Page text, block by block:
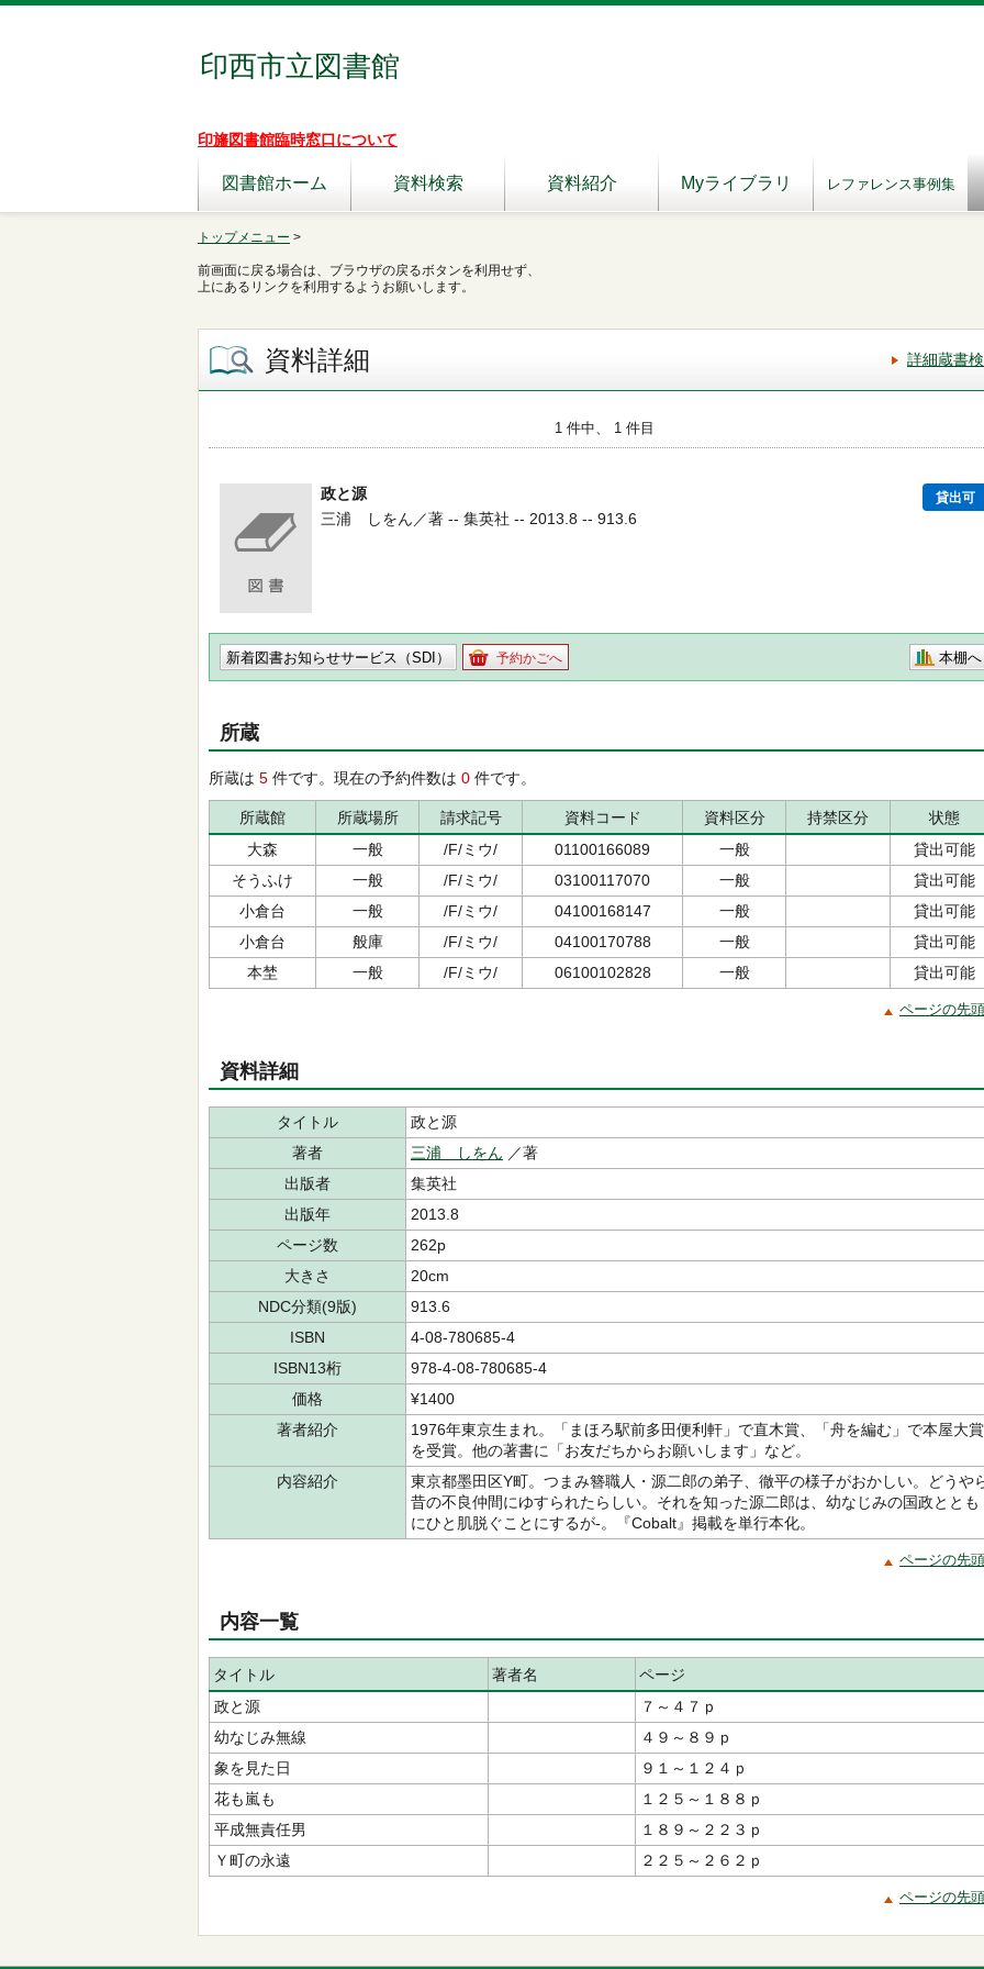
印西市立図書館
印旛図書館臨時窓口について
図書館ホーム 資料検索 資料紹介 Myライブラリ レファレンス事例集
トップメニュー >
前画面に戻る場合は、ブラウザの戻るボタンを利用せず、
上にあるリンクを利用するようお願いします。
資料詳細 詳細蔵書
1 件中、 1 件目
政と源 貸出可
三浦 しをん／著 -- 集英社 -- 2013.8 -- 913.6
新着図書お知らせサービス（SDI） 予約かごへ 本棚へ
所蔵
所蔵は 5 件です。現在の予約件数は 0 件です。
所蔵館 所蔵場所 請求記号 資料コード 資料区分 持禁区分
状態
大森
一般 /F/ミウ/ 01100166089 一般
貸出可能
そうふけ
一般 /F/ミウ/ 03100117070 一般
貸出可能
小倉台
一般 /F/ミウ/ 04100168147 一般
貸出可能
小倉台
般庫 /F/ミウ/ 04100170788 一般
貸出可能
本埜
一般 /F/ミウ/ 06100102828 一般 貸出可能
ページの先
資料詳細
タイトル
政と源
著者
三浦 しをん ／著
出版者
集英社
出版年
2013.8
ページ数
262p
大きさ
20cm
NDC分類(9版)
913.6
ISBN
4-08-780685-4
ISBN13桁
978-4-08-780685-4
価格
¥1400
著者紹介
1976年東京生まれ。「まほろ駅前多田便利軒」で直木賞、「舟を編む」で本屋大賞
を受賞。他の著書に「お友だちからお願いします」など。
内容紹介
東京都墨田区Y町。つまみ簪職人・源二郎の弟子、徹平の様子がおかしい。どうや
昔の不良仲間にゆすられたらしい。それを知った源二郎は、幼なじみの国政ととも
にひと肌脱ぐことにするが-。『Cobalt』掲載を単行本化。
ページの先
内容一覧
タイトル 著者名
ページ
政と源
７～４７ｐ
幼なじみ無線
４９～８９ｐ
象を見た日
９１～１２４ｐ
花も嵐も
１２５～１８８ｐ
平成無責任男
１８９～２２３ｐ
Ｙ町の永遠
２２５～２６２ｐ
ページの先